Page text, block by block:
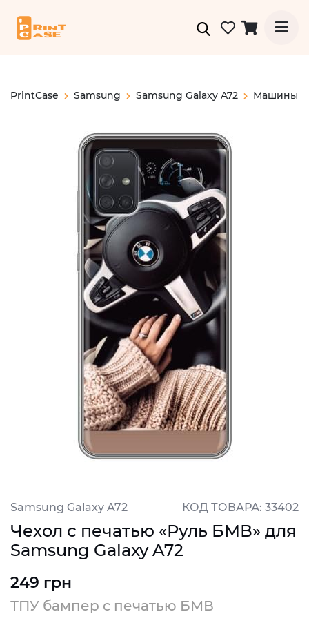
PrintCase Samsung Samsung Galaxy A72 Машины
Samsung Galaxy A72 КОД ТОВАРА: 33402
Чехол с печатью «Руль БМВ» для
Samsung Galaxy A72
249 грн
ТПУ бампер с печатью БМВ